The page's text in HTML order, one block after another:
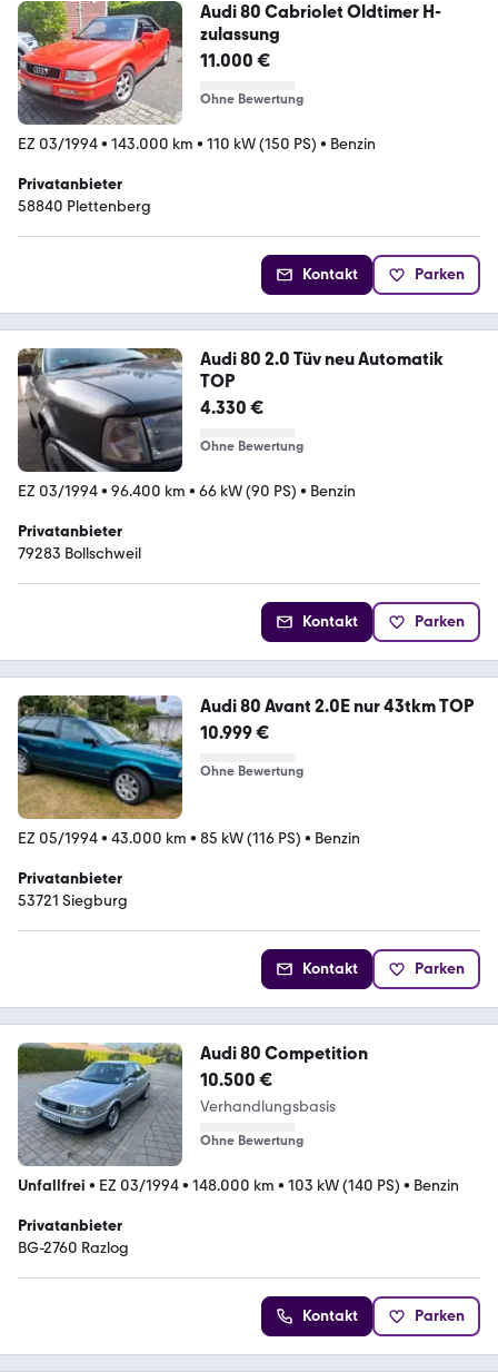
Audi 80 Cabriolet Oldtimer H-
zulassung
11.000 €
Ohne Bewertung
EZ 03/1994• 143.000 km • 110 kW (150 PS) • Benzin
Privatanbieter
58840 Plettenberg
Kontakt Parken
Audi 80 2.0 Tüv neu Automatik
TOP
4.330 €
Ohne Bewertung
EZ 03/1994• 96.400 km • 66 kW (90 PS) • Benzin
Privatanbieter
79283 Bollschweil
Kontakt Parken
Audi 80 Avant 2.0E nur 43tkm TOP
10.999 €
Ohne Bewertung
EZ 05/1994• 43.000 km • 85 kW (116 PS) • Benzin
Privatanbieter
53721 Siegburg
Kontakt Parken
Audi 80 Competition
10.500 €
Verhandlungsbasis
Ohne Bewertung
Unfallfrei • EZ 03/1994• 148.000 km • 103 kW (140 PS) • Benzin
Privatanbieter
BG-2760 Razlog
Kontakt Parken